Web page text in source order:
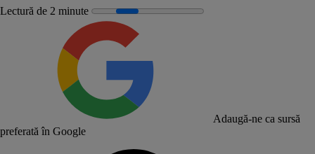
Lectură de 2 minute
Adaugă-ne ca sursă
preferată în Google